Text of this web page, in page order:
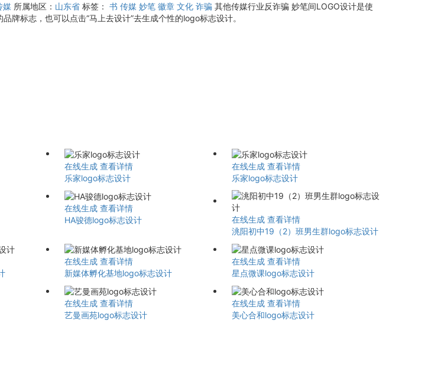
媒 所属地区： 山东省 标签： 书 传媒 妙笔 徽章 文化 诈骗 其他传媒行业反诈骗 妙笔间LOGO设计是使
牌标志，也可以点击“马上去设计”去生成个性的logo标志设计。
在线生成 查看详情
乐家logo标志设计
在线生成 查看详情
乐家logo标志设计
在线生成 查看详情
HA骏德logo标志设计
在线生成 查看详情
洮阳初中19（2）班男生群logo标志设计
在线生成 查看详情
新媒体孵化基地logo标志设计
在线生成 查看详情
星点微课logo标志设计
在线生成 查看详情
艺曼画苑logo标志设计
在线生成 查看详情
美心合和logo标志设计